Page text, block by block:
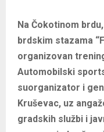
Na Čokotinom
brdskim stazama
organizovan
Automobilski
suorganizator i
Kruševac, uz
gradskih službi i